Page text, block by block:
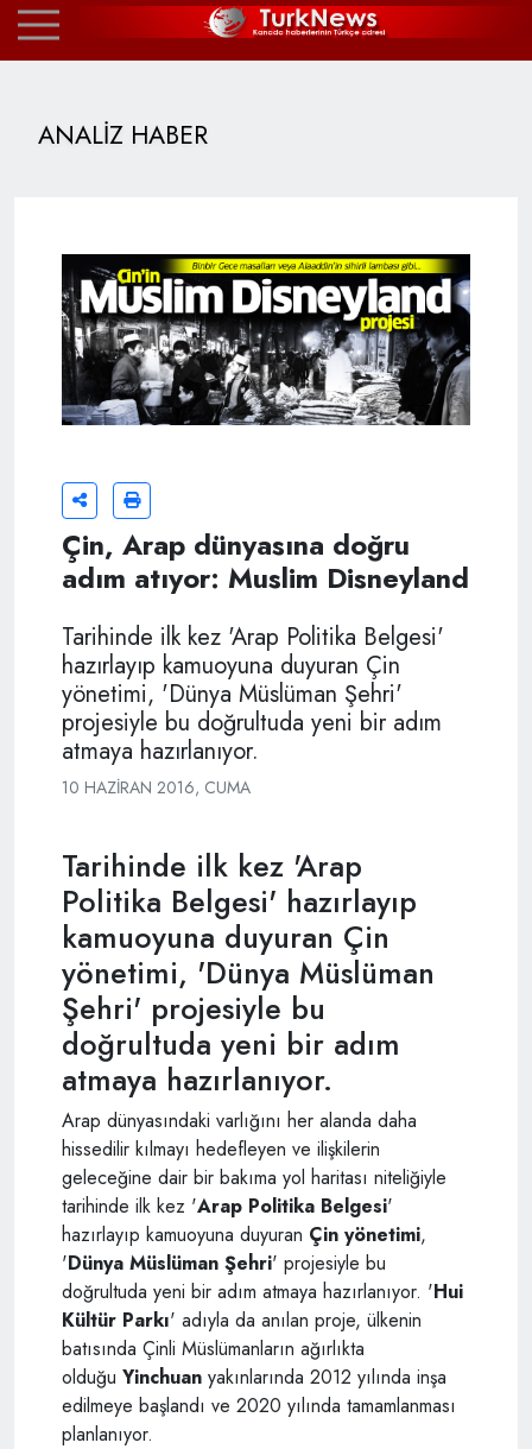
ANALİZ HABER
Çin, Arap dünyasına doğru
adım atıyor: Muslim Disneyland
Tarihinde ilk kez 'Arap Politika Belgesi'
hazırlayıp kamuoyuna duyuran Çin
yönetimi, 'Dünya Müslüman Şehri'
projesiyle bu doğrultuda yeni bir adım
atmaya hazırlanıyor.
10 HAZIRAN 2016, CUMA
Tarihinde ilk kez 'Arap
Politika Belgesi' hazırlayıp
kamuoyuna duyuran Çin
yönetimi, 'Dünya Müslüman
Şehri' projesiyle bu
doğrultuda yeni bir adım
atmaya hazırlanıyor.
Arap dünyasındaki varlığını her alanda daha
hissedilir kılmayı hedefleyen ve ilişkilerin
geleceğine dair bir bakıma yol haritası niteliğiyle
tarihinde ilk kez 'Arap Politika Belgesi'
hazırlayıp kamuoyuna duyuran Çin yönetimi,
'Dünya Müslüman Şehri' projesiyle bu
doğrultuda yeni bir adım atmaya hazırlanıyor. 'Hui
Kültür Parkı' adıyla da anılan proje, ülkenin
batısında Çinli Müslümanların ağırlıkta
olduğu Yinchuan yakınlarında 2012 yılında inşa
edilmeye başlandı ve 2020 yılında tamamlanması
planlanıyor.